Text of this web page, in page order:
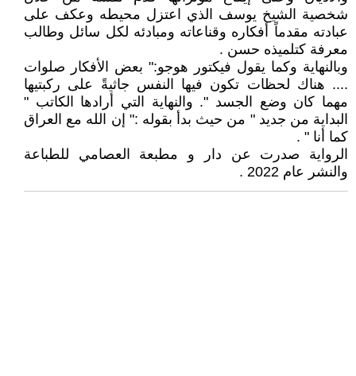
شخصية الشيخ يوسف الذي اعتزل محيطه وعكف على
عبادته مقدماً أفكاره وقناعاته ومبادئه لكل سائل وطالب
معرفة كتلميذه حسن .
وبالنهاية وكما يقول فيكتور هوجو:" بعض الأفكار صلوات
.... هناك لحظات تكون فيها النفس جاثيةً على ركبتيها
مهما كان وضع الجسد ". والنهاية التي أرادها الكاتب "
البداية من جديد " من حيث بدأ بقوله :" إن الله مع العراق
كما أنا " .
الرواية صدرت عن دار و مطبعة العصامي للطباعة
والنشر عام 2022 .